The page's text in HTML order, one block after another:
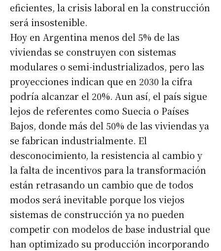
eficientes, la crisis laboral en la construcción
será insostenible.
Hoy en Argentina menos del 5% de las
viviendas se construyen con sistemas
modulares o semi-industrializados, pero las
proyecciones indican que en 2030 la cifra
podría alcanzar el 20%. Aun así, el país sigue
lejos de referentes como Suecia o Países
Bajos, donde más del 50% de las viviendas ya
se fabrican industrialmente. El
desconocimiento, la resistencia al cambio y
la falta de incentivos para la transformación
están retrasando un cambio que de todos
modos será inevitable porque los viejos
sistemas de construcción ya no pueden
competir con modelos de base industrial que
han optimizado su producción incorporando